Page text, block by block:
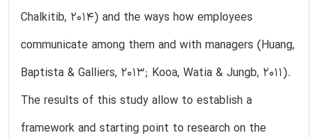
Chalkitib, 2014) and the ways how employees
communicate among them and with managers (Huang,
Baptista & Galliers, 2013; Kooa, Watia & Jungb, 2011).
The results of this study allow to establish a
framework and starting point to research on the